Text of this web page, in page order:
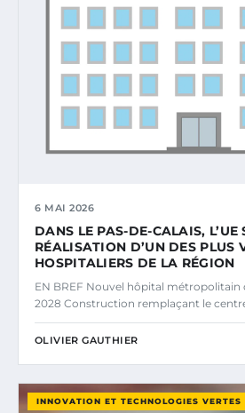
6 MAI 2026
DANS LE PAS-DE-CALAIS, L’UE
RÉALISATION D’UN DES PLUS
HOSPITALIERS DE LA RÉGION
EN BREF Nouvel hôpital métropolitain
2028 Construction remplaçant le
OLIVIER GAUTHIER
INNOVATION ET TECHNOLOGIES VERTES